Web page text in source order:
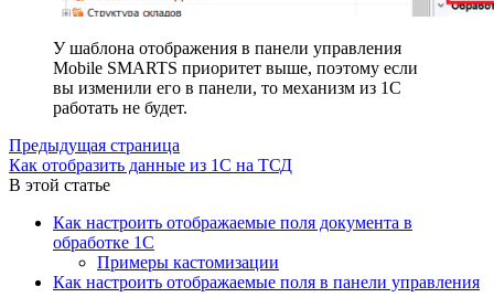
У шаблона отображения в панели управления
Mobile SMARTS приоритет выше, поэтому если
вы изменили его в панели, то механизм из 1C
работать не будет.
Предыдущая страница
Как отобразить данные из 1С на ТСД
В этой статье
Как настроить отображаемые поля документа в
обработке 1С
Примеры кастомизации
Как настроить отображаемые поля в панели управления